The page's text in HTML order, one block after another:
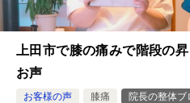
上田市で膝の痛みで階段の
お声
お客様の声 膝痛 院長の整体ブ